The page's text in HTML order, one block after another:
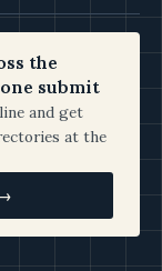
the
submit
and get
at the